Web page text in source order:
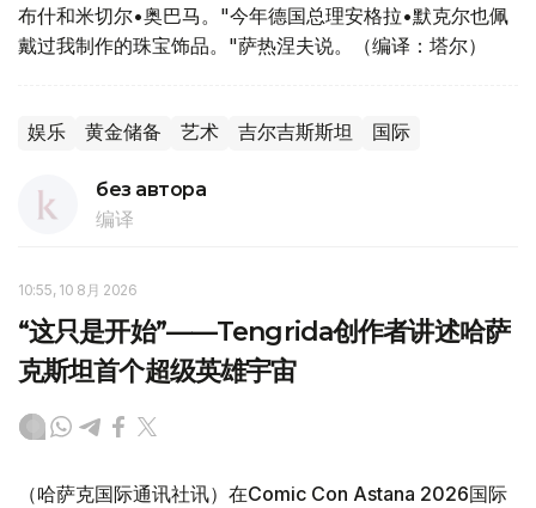
布什和米切尔•奥巴马。"今年德国总理安格拉•默克尔也佩
戴过我制作的珠宝饰品。"萨热涅夫说。（编译：塔尔）
娱乐 黄金储备 艺术 吉尔吉斯斯坦 国际
без автора
编译
10:55, 10 8月 2026
“这只是开始”——Tengrida创作者讲述哈萨
克斯坦首个超级英雄宇宙
（哈萨克国际通讯社讯）在Comic Con Astana 2026国际